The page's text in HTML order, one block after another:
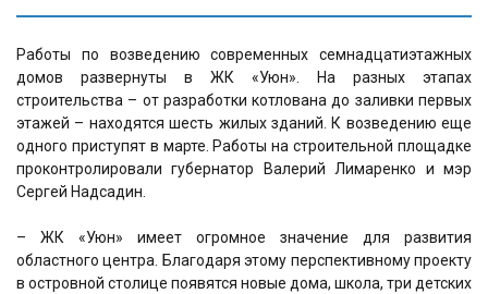
Работы по возведению современных семнадцатиэтажных
домов развернуты в ЖК «Уюн». На разных этапах
строительства – от разработки котлована до заливки первых
этажей – находятся шесть жилых зданий. К возведению еще
одного приступят в марте. Работы на строительной площадке
проконтролировали губернатор Валерий Лимаренко и мэр
Сергей Надсадин.
– ЖК «Уюн» имеет огромное значение для развития
областного центра. Благодаря этому перспективному проекту
в островной столице появятся новые дома, школа, три детских